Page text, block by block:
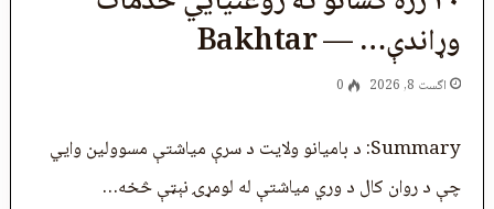
وړاندې… — Bakhtar
اگست 8, 2026 0
Summary: د بامیانو ولایت د سرې میاشتې مسوولین وایي
چې د روان کال د وري میاشتې له لومړۍ نېټې څخه…